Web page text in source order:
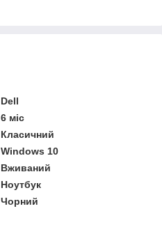
Dell
6 міс
Класичний
Windows 10
Вживаний
Ноутбук
Чорний